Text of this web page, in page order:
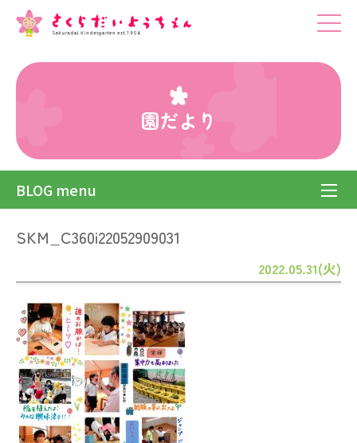
園だより
BLOG menu
SKM_C360i22052909031
2022.05.31(火)